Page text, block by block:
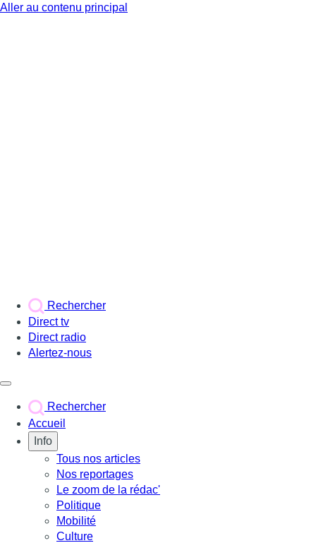
Aller au contenu principal
Rechercher
Direct tv
Direct radio
Alertez-nous
Rechercher
Accueil
Info
Tous nos articles
Nos reportages
Le zoom de la rédac'
Politique
Mobilité
Culture